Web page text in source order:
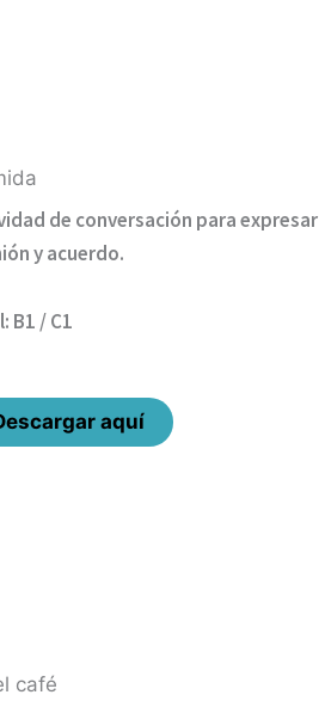
de conversación para expresar
y acuerdo.
B1 / C1
aquí
café